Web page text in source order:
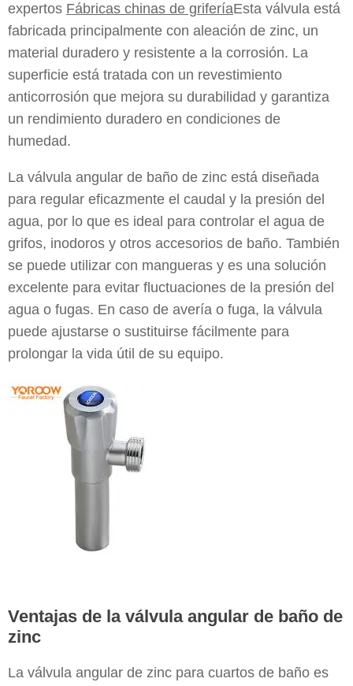
expertos Fábricas chinas de griferíaEsta válvula está
fabricada principalmente con aleación de zinc, un
material duradero y resistente a la corrosión. La
superficie está tratada con un revestimiento
anticorrosión que mejora su durabilidad y garantiza
un rendimiento duradero en condiciones de
humedad.
La válvula angular de baño de zinc está diseñada
para regular eficazmente el caudal y la presión del
agua, por lo que es ideal para controlar el agua de
grifos, inodoros y otros accesorios de baño. También
se puede utilizar con mangueras y es una solución
excelente para evitar fluctuaciones de la presión del
agua o fugas. En caso de avería o fuga, la válvula
puede ajustarse o sustituirse fácilmente para
prolongar la vida útil de su equipo.
Ventajas de la válvula angular de baño de
zinc
La válvula angular de zinc para cuartos de baño es